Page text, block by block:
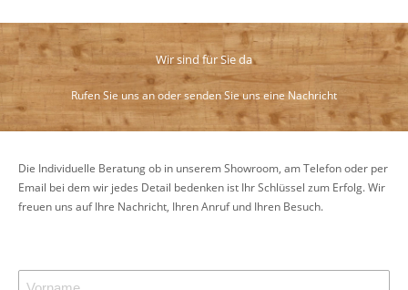
Wir sind für Sie da
Rufen Sie uns an oder senden Sie uns eine Nachricht
Die Individuelle Beratung ob in unserem Showroom, am Telefon oder per
Email bei dem wir jedes Detail bedenken ist Ihr Schlüssel zum Erfolg. Wir
freuen uns auf Ihre Nachricht, Ihren Anruf und Ihren Besuch.